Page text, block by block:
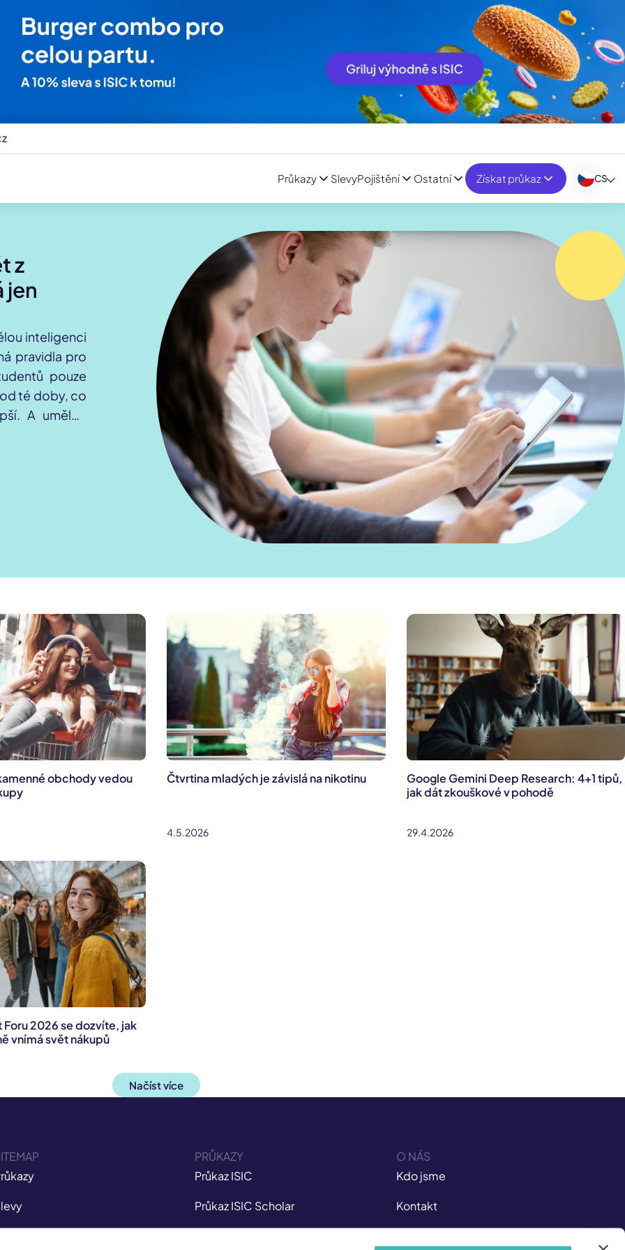
Průkazy SlevyPojištění Získat průkaz
Ostatní CS
z
jen
inteligenci
pravidla pro
pouze
té doby, co
A umělou
obchody vedou
Čtvrtina mladých je závislá na nikotinu
4.5.2026
Google Gemini Deep Research: 4+1 tipů,
jak dát zkouškové v pohodě
29.4.2026
Foru 2026 se dozvíte, jak
vnímá svět nákupů
Načíst více
O NÁS
Kdo jsme
Kontakt
PRŮKAZY
Průkaz ISIC
Průkaz ISIC Scholar